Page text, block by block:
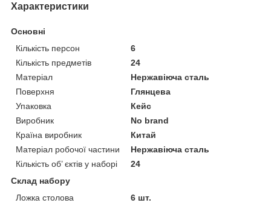
Характеристики
Основні
Кількість персон
6
Кількість предметів
24
Матеріал
Нержавіюча сталь
Поверхня
Глянцева
Упаковка
Кейс
Виробник
No brand
Країна виробник
Китай
Матеріал робочої частини
Нержавіюча сталь
Кількість об’ єктів у наборі
24
Склад набору
Ложка столова
6 шт.